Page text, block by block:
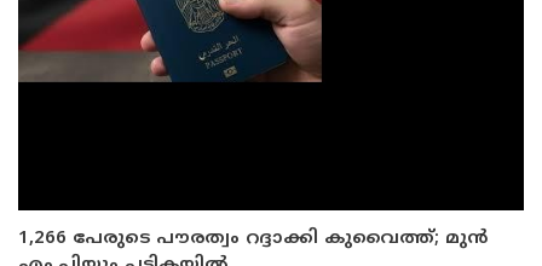
1,266 പേരുടെ പൗരത്വം റദ്ദാക്കി കുവൈത്ത്; മുൻ